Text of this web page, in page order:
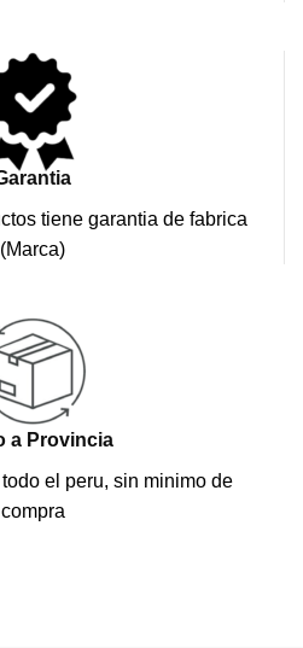
tiene garantia de fabrica
(Marca)
a Provincia
el peru, sin minimo de
compra